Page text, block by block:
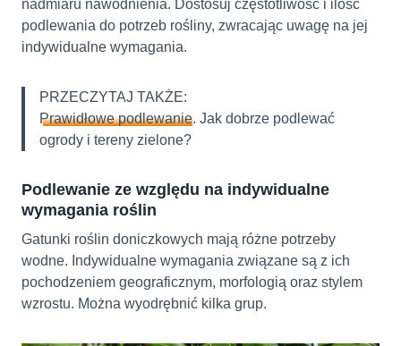
nadmiaru nawodnienia. Dostosuj częstotliwość i ilość
podlewania do potrzeb rośliny, zwracając uwagę na jej
indywidualne wymagania.
PRZECZYTAJ TAKŻE:
Prawidłowe podlewanie. Jak dobrze podlewać
ogrody i tereny zielone?
Podlewanie ze względu na indywidualne
wymagania roślin
Gatunki roślin doniczkowych mają różne potrzeby
wodne. Indywidualne wymagania związane są z ich
pochodzeniem geograficznym, morfologią oraz stylem
wzrostu. Można wyodrębnić kilka grup.